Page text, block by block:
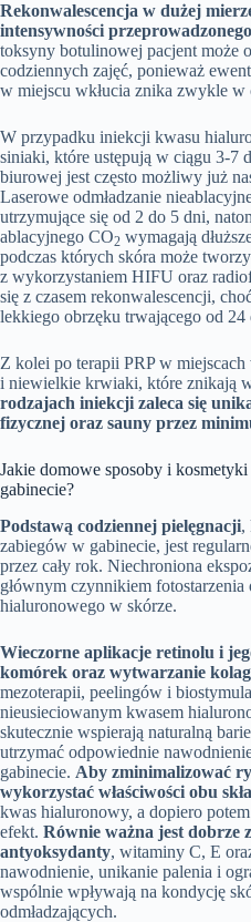
Rekonwalescencja w dużej
intensywności
toksyny botulinowej pacjent może
codziennych zajęć, ponieważ
w miejscu wkłucia znika zwykle
W przypadku iniekcji kwasu
siniaki, które ustępują w ciągu 3-7
biurowej jest często możliwy już
Laserowe odmładzanie
utrzymujące się od 2 do 5 dni,
ablacyjnego CO2 wymagają
podczas których skóra może
z wykorzystaniem HIFU oraz
się z czasem rekonwalescencji,
lekkiego obrzęku trwającego od 24
Z kolei po terapii PRP w
i niewielkie krwiaki, które znikają
rodzajach iniekcji zaleca się
fizycznej oraz sauny przez
Jakie domowe sposoby i
gabinecie?
Podstawą codziennej pielęgnacji,
zabiegów w gabinecie, jest
przez cały rok. Niechroniona
głównym czynnikiem fotostarzenia
hialuronowego w skórze.
Wieczorne aplikacje retinolu i
komórek oraz wytwarzanie
mezoterapii, peelingów i
nieusieciowanym kwasem
skutecznie wspierają naturalną
utrzymać odpowiednie
gabinecie. Aby zminimalizować
wykorzystać właściwości obu
kwas hialuronowy, a dopiero
efekt. Równie ważna jest dobrze
antyoksydanty, witaminy C, E
nawodnienie, unikanie palenia i
wspólnie wpływają na kondycję
odmładzających.